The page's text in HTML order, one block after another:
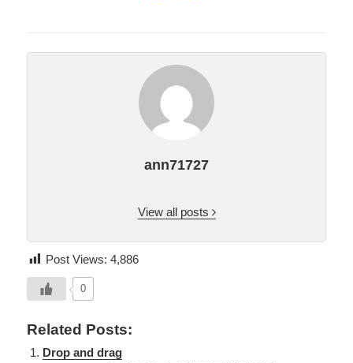
ann71727
View all posts
Post Views: 4,886
0
Related Posts:
Drop and drag